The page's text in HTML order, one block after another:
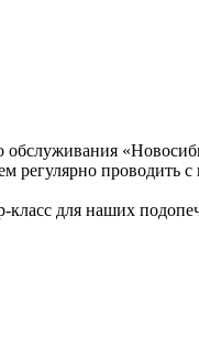
проводить
класс для наших